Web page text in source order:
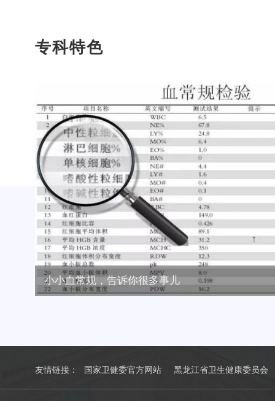
专科特色
小小血常规，告诉你很多事儿
友情链接： 国家卫健委官方网站 黑龙江省卫生健康委员会